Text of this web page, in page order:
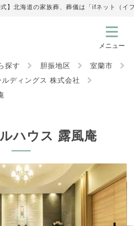
】北海道の家族葬、葬儀は「ifネット（イ
探す 胆振地区
室蘭市
ディングス 株式会社
ハウス 露風庵